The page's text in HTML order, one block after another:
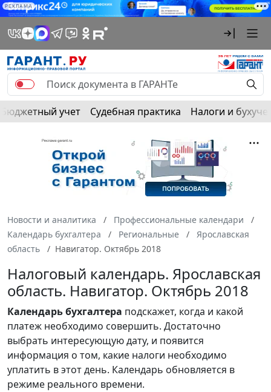
РЕКЛАМА
Бюджетный учет Судебная практика Налоги и
Новости и аналитика
Профессиональные календари
Календарь бухгалтера
Региональные
Ярославская
область
Навигатор. Октябрь 2018
Налоговый календарь. Ярославская
область. Навигатор. Октябрь 2018
Календарьбухгалтера подскажет, когда и какой
платеж необходимо совершить. Достаточно
выбрать интересующую дату, и появится
информация о том, какие налоги необходимо
уплатить в этот день. Календарь обновляется в
режиме реального времени.